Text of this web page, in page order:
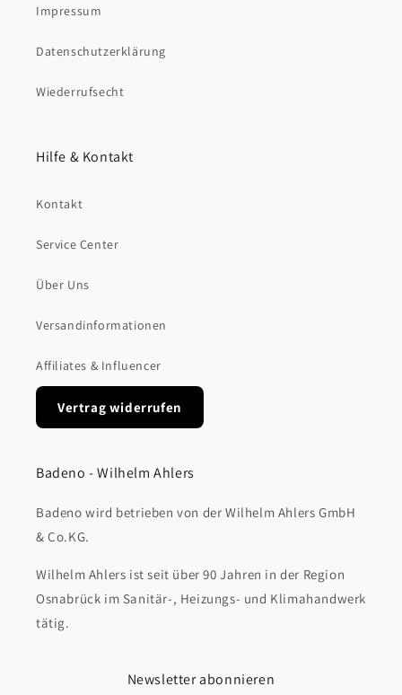
Impressum
Datenschutzerklärung
Wiederrufsecht
Hilfe & Kontakt
Kontakt
Service Center
Über Uns
Versandinformationen
Affiliates & Influencer
Vertrag widerrufen
Badeno - Wilhelm Ahlers
Badeno wird betrieben von der Wilhelm Ahlers GmbH
& Co.KG.
Wilhelm Ahlers ist seit über 90 Jahren in der Region
Osnabrück im Sanitär-, Heizungs- und Klimahandwerk
tätig.
Newsletter abonnieren